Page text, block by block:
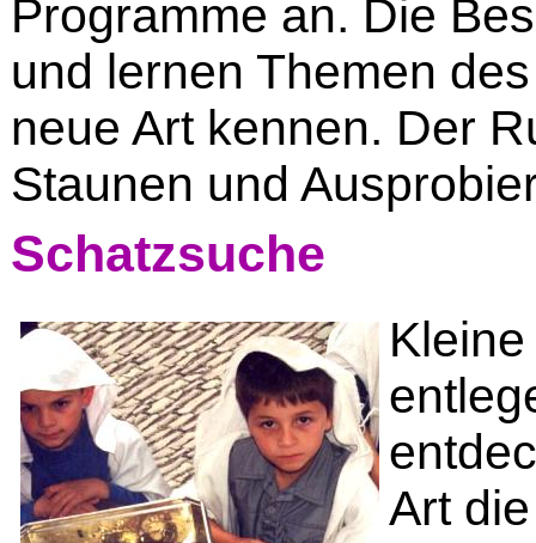
Programme an. Die
und lernen Themen
neue Art kennen. Der
Staunen und
Schatzsuche
Art